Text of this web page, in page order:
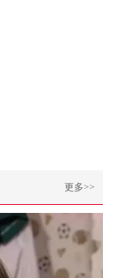
更多>>